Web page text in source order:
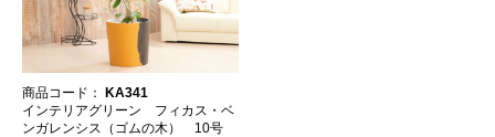
商品コード：
KA341
インテリアグリーン フィカス・ベ
ンガレンシス（ゴムの木） 10号